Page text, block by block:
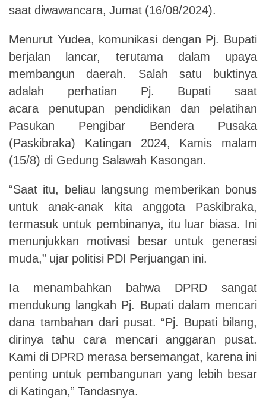
saat diwawancara, Jumat (16/08/2024).
Menurut Yudea, komunikasi dengan Pj. Bupati
berjalan
lancar, terutama dalam
upaya
membangun
daerah. Salah satu
buktinya
adalah
perhatian Pj. Bupati
saat
acara penutupan pendidikan dan
pelatihan
Pasukan
Pengibar Bendera
Pusaka
(Paskibraka) Katingan 2024, Kamis malam
(15/8) di Gedung Salawah Kasongan.
“Saat itu, beliau langsung memberikan bonus
untuk
anak-anak kita anggota
Paskibraka,
termasuk untuk pembinanya, itu luar biasa. Ini
menunjukkan
motivasi besar
untuk generasi
muda,” ujar politisi PDI Perjuangan ini.
Ia menambahkan bahwa DPRD
sangat
mendukung langkah Pj. Bupati dalam mencari
dana tambahan dari pusat. “Pj. Bupati bilang,
dirinya
tahu cara mencari anggaran pusat.
Kami di DPRD merasa bersemangat, karena ini
penting untuk pembangunan yang lebih besar
di Katingan,” Tandasnya.